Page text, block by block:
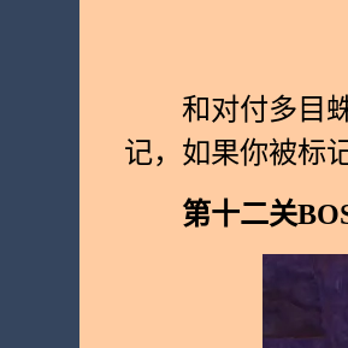
和对付多目蛛
记，如果你被标
第十二关